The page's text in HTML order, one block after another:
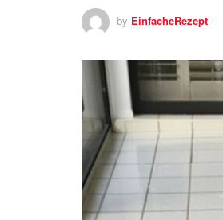
by EinfacheRezept